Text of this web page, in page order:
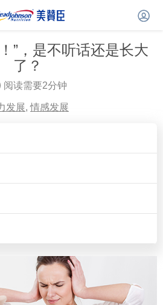
”，是不听话还是长大
了？
阅读需要2分钟
发展,情感发展